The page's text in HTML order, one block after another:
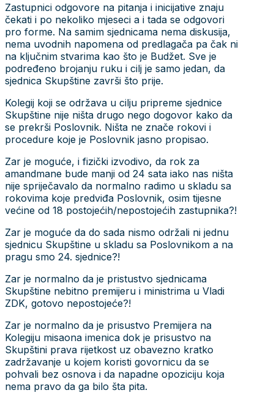
Zastupnici odgovore na pitanja i inicijative znaju
čekati i po nekoliko mjeseci a i tada se odgovori
pro forme. Na samim sjednicama nema diskusija,
nema uvodnih napomena od predlagača pa čak ni
na ključnim stvarima kao što je Budžet. Sve je
podređeno brojanju ruku i cilj je samo jedan, da
sjednica Skupštine završi što prije.
Kolegij koji se održava u cilju pripreme sjednice
Skupštine nije ništa drugo nego dogovor kako da
se prekrši Poslovnik. Ništa ne znače rokovi i
procedure koje je Poslovnik jasno propisao.
Zar je moguće, i fizički izvodivo, da rok za
amandmane bude manji od 24 sata iako nas ništa
nije spriječavalo da normalno radimo u skladu sa
rokovima koje predviđa Poslovnik, osim tijesne
većine od 18 postojećih/nepostojećih zastupnika?!
Zar je moguće da do sada nismo održali ni jednu
sjednicu Skupštine u skladu sa Poslovnikom a na
pragu smo 24. sjednice?!
Zar je normalno da je pristustvo sjednicama
Skupštine nebitno premijeru i ministrima u Vladi
ZDK, gotovo nepostojeće?!
Zar je normalno da je prisustvo Premijera na
Kolegiju misaona imenica dok je prisustvo na
Skupštini prava rijetkost uz obavezno kratko
zadržavanje u kojem koristi govornicu da se
pohvali bez osnova i da napadne opoziciju koja
nema pravo da ga bilo šta pita.